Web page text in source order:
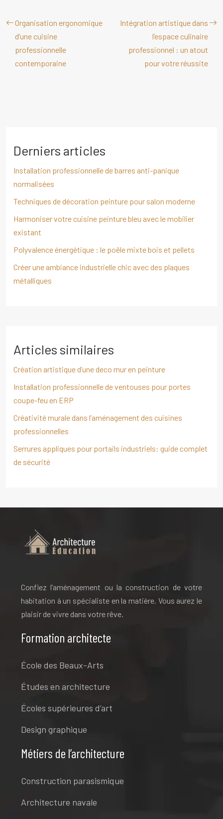
Organisation ergonomique
d’une cuisine
professionnelle
contemporaine
Intégration artistique dans
l’espace culinaire
professionnel : un atout
pour votre réussite
Derniers articles
Installation professionnelle de barres anti-panique
normalisées
Techniques de décoration peinture pour salon moderne
Harmoniser votre cuisine peinture bleu avec le mobilier
existant
Polyvalence énergétique : le poêle mixte bois et pellets
Créer une ambiance industrielle chic avec des plaques
métalliques
Articles similaires
Création artistique d’une deco mur en peinture
Installation professionnelle de ventouses pour portes
coupe-feu en ERP
Créativité murale dans l’aménagement des cuisines
professionnelles
Serrures appliques pour portails industriels: guide complet
de sécurité
Confiez l’aménagement ou la construction de votre
habitation à un spécialiste en la matière. Vous aurez le
plaisir de vivre dans votre rêve.
Formation architecte
École des Beaux-Arts
Études en architecture
Écoles supérieures d’art
Design graphique
Métiers de l’architecture
Construction parasismique
Architecture navale